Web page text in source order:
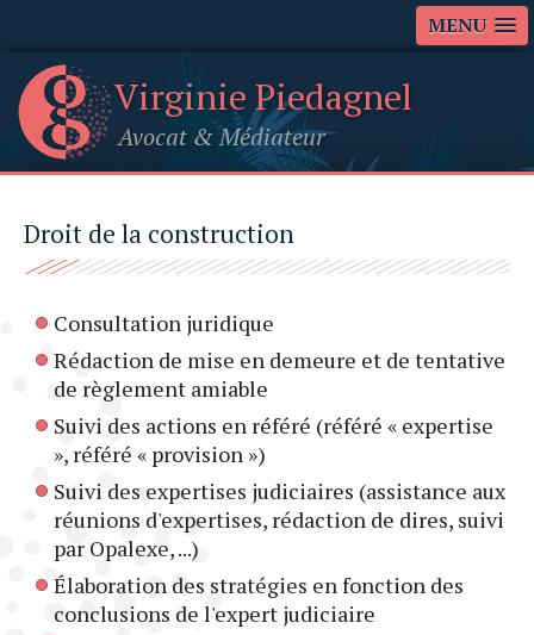
MENU
Virginie Piedagnel
Avocat &Médiateur
Droit de la construction
Consultation juridique
Rédaction de mise en demeure et de tentative
de règlement amiable
Suivi des actions en référé (référé « expertise
», référé « provision »)
Suivi des expertises judiciaires (assistance aux
réunions d'expertises, rédaction de dires, suivi
par Opalexe, ...)
Élaboration des stratégies en fonction des
conclusions de l'expert judiciaire